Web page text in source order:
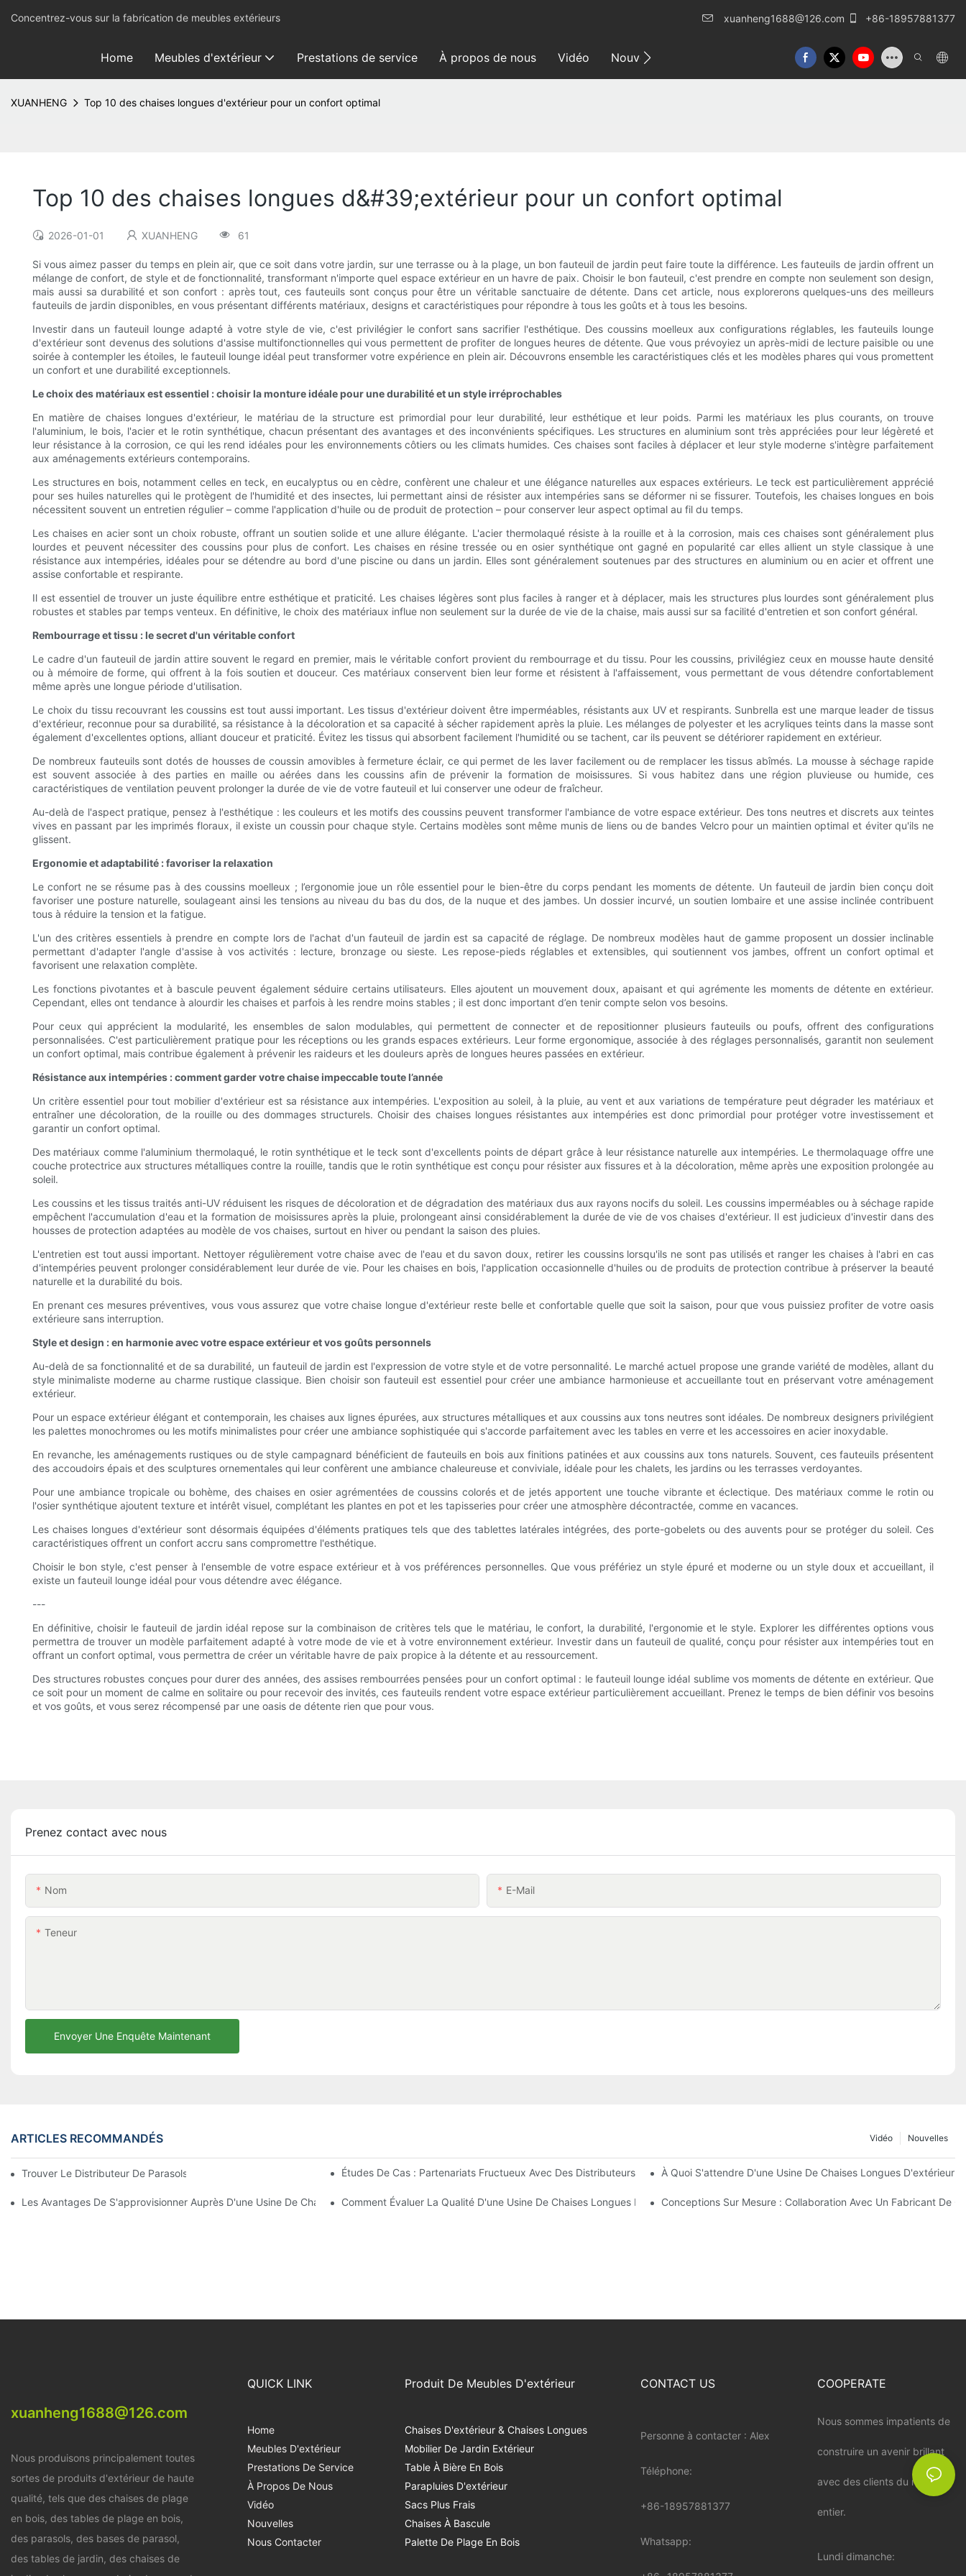
Concentrez-vous sur la fabrication de meubles extérieurs xuanheng1688@126.com +86-18957881377
Home Meubles d'extérieur Prestations de service À propos de nous Vidéo Nouvelles
XUANHENG Top 10 des chaises longues d'extérieur pour un confort optimal
Top 10 des chaises longues d&#39;extérieur pour un confort optimal
2026-01-01 XUANHENG 61
Si vous aimez passer du temps en plein air, que ce soit dans votre jardin, sur une terrasse ou à la plage, un bon fauteuil de jardin peut faire toute la différence. Les fauteuils de jardin offrent un
mélange de confort, de style et de fonctionnalité, transformant n'importe quel espace extérieur en un havre de paix. Choisir le bon fauteuil, c'est prendre en compte non seulement son design,
mais aussi sa durabilité et son confort : après tout, ces fauteuils sont conçus pour être un véritable sanctuaire de détente. Dans cet article, nous explorerons quelques-uns des meilleurs
fauteuils de jardin disponibles, en vous présentant différents matériaux, designs et caractéristiques pour répondre à tous les goûts et à tous les besoins.
Investir dans un fauteuil lounge adapté à votre style de vie, c'est privilégier le confort sans sacrifier l'esthétique. Des coussins moelleux aux configurations réglables, les fauteuils lounge
d'extérieur sont devenus des solutions d'assise multifonctionnelles qui vous permettent de profiter de longues heures de détente. Que vous prévoyiez un après-midi de lecture paisible ou une
soirée à contempler les étoiles, le fauteuil lounge idéal peut transformer votre expérience en plein air. Découvrons ensemble les caractéristiques clés et les modèles phares qui vous promettent
un confort et une durabilité exceptionnels.
Le choix des matériaux est essentiel : choisir la monture idéale pour une durabilité et un style irréprochables
En matière de chaises longues d'extérieur, le matériau de la structure est primordial pour leur durabilité, leur esthétique et leur poids. Parmi les matériaux les plus courants, on trouve
l'aluminium, le bois, l'acier et le rotin synthétique, chacun présentant des avantages et des inconvénients spécifiques. Les structures en aluminium sont très appréciées pour leur légèreté et
leur résistance à la corrosion, ce qui les rend idéales pour les environnements côtiers ou les climats humides. Ces chaises sont faciles à déplacer et leur style moderne s'intègre parfaitement
aux aménagements extérieurs contemporains.
Les structures en bois, notamment celles en teck, en eucalyptus ou en cèdre, confèrent une chaleur et une élégance naturelles aux espaces extérieurs. Le teck est particulièrement apprécié
pour ses huiles naturelles qui le protègent de l'humidité et des insectes, lui permettant ainsi de résister aux intempéries sans se déformer ni se fissurer. Toutefois, les chaises longues en bois
nécessitent souvent un entretien régulier – comme l'application d'huile ou de produit de protection – pour conserver leur aspect optimal au fil du temps.
Les chaises en acier sont un choix robuste, offrant un soutien solide et une allure élégante. L'acier thermolaqué résiste à la rouille et à la corrosion, mais ces chaises sont généralement plus
lourdes et peuvent nécessiter des coussins pour plus de confort. Les chaises en résine tressée ou en osier synthétique ont gagné en popularité car elles allient un style classique à une
résistance aux intempéries, idéales pour se détendre au bord d'une piscine ou dans un jardin. Elles sont généralement soutenues par des structures en aluminium ou en acier et offrent une
assise confortable et respirante.
Il est essentiel de trouver un juste équilibre entre esthétique et praticité. Les chaises légères sont plus faciles à ranger et à déplacer, mais les structures plus lourdes sont généralement plus
robustes et stables par temps venteux. En définitive, le choix des matériaux influe non seulement sur la durée de vie de la chaise, mais aussi sur sa facilité d'entretien et son confort général.
Rembourrage et tissu : le secret d'un véritable confort
Le cadre d'un fauteuil de jardin attire souvent le regard en premier, mais le véritable confort provient du rembourrage et du tissu. Pour les coussins, privilégiez ceux en mousse haute densité
ou à mémoire de forme, qui offrent à la fois soutien et douceur. Ces matériaux conservent bien leur forme et résistent à l'affaissement, vous permettant de vous détendre confortablement
même après une longue période d'utilisation.
Le choix du tissu recouvrant les coussins est tout aussi important. Les tissus d'extérieur doivent être imperméables, résistants aux UV et respirants. Sunbrella est une marque leader de tissus
d'extérieur, reconnue pour sa durabilité, sa résistance à la décoloration et sa capacité à sécher rapidement après la pluie. Les mélanges de polyester et les acryliques teints dans la masse sont
également d'excellentes options, alliant douceur et praticité. Évitez les tissus qui absorbent facilement l'humidité ou se tachent, car ils peuvent se détériorer rapidement en extérieur.
De nombreux fauteuils sont dotés de housses de coussin amovibles à fermeture éclair, ce qui permet de les laver facilement ou de remplacer les tissus abîmés. La mousse à séchage rapide
est souvent associée à des parties en maille ou aérées dans les coussins afin de prévenir la formation de moisissures. Si vous habitez dans une région pluvieuse ou humide, ces
caractéristiques de ventilation peuvent prolonger la durée de vie de votre fauteuil et lui conserver une odeur de fraîcheur.
Au-delà de l'aspect pratique, pensez à l'esthétique : les couleurs et les motifs des coussins peuvent transformer l'ambiance de votre espace extérieur. Des tons neutres et discrets aux teintes
vives en passant par les imprimés floraux, il existe un coussin pour chaque style. Certains modèles sont même munis de liens ou de bandes Velcro pour un maintien optimal et éviter qu'ils ne
glissent.
Ergonomie et adaptabilité : favoriser la relaxation
Le confort ne se résume pas à des coussins moelleux ; l’ergonomie joue un rôle essentiel pour le bien-être du corps pendant les moments de détente. Un fauteuil de jardin bien conçu doit
favoriser une posture naturelle, soulageant ainsi les tensions au niveau du bas du dos, de la nuque et des jambes. Un dossier incurvé, un soutien lombaire et une assise inclinée contribuent
tous à réduire la tension et la fatigue.
L'un des critères essentiels à prendre en compte lors de l'achat d'un fauteuil de jardin est sa capacité de réglage. De nombreux modèles haut de gamme proposent un dossier inclinable
permettant d'adapter l'angle d'assise à vos activités : lecture, bronzage ou sieste. Les repose-pieds réglables et extensibles, qui soutiennent vos jambes, offrent un confort optimal et
favorisent une relaxation complète.
Les fonctions pivotantes et à bascule peuvent également séduire certains utilisateurs. Elles ajoutent un mouvement doux, apaisant et qui agrémente les moments de détente en extérieur.
Cependant, elles ont tendance à alourdir les chaises et parfois à les rendre moins stables ; il est donc important d’en tenir compte selon vos besoins.
Pour ceux qui apprécient la modularité, les ensembles de salon modulables, qui permettent de connecter et de repositionner plusieurs fauteuils ou poufs, offrent des configurations
personnalisées. C'est particulièrement pratique pour les réceptions ou les grands espaces extérieurs. Leur forme ergonomique, associée à des réglages personnalisés, garantit non seulement
un confort optimal, mais contribue également à prévenir les raideurs et les douleurs après de longues heures passées en extérieur.
Résistance aux intempéries : comment garder votre chaise impeccable toute l’année
Un critère essentiel pour tout mobilier d'extérieur est sa résistance aux intempéries. L'exposition au soleil, à la pluie, au vent et aux variations de température peut dégrader les matériaux et
entraîner une décoloration, de la rouille ou des dommages structurels. Choisir des chaises longues résistantes aux intempéries est donc primordial pour protéger votre investissement et
garantir un confort optimal.
Des matériaux comme l'aluminium thermolaqué, le rotin synthétique et le teck sont d'excellents points de départ grâce à leur résistance naturelle aux intempéries. Le thermolaquage offre une
couche protectrice aux structures métalliques contre la rouille, tandis que le rotin synthétique est conçu pour résister aux fissures et à la décoloration, même après une exposition prolongée au
soleil.
Les coussins et les tissus traités anti-UV réduisent les risques de décoloration et de dégradation des matériaux dus aux rayons nocifs du soleil. Les coussins imperméables ou à séchage rapide
empêchent l'accumulation d'eau et la formation de moisissures après la pluie, prolongeant ainsi considérablement la durée de vie de vos chaises d'extérieur. Il est judicieux d'investir dans des
housses de protection adaptées au modèle de vos chaises, surtout en hiver ou pendant la saison des pluies.
L'entretien est tout aussi important. Nettoyer régulièrement votre chaise avec de l'eau et du savon doux, retirer les coussins lorsqu'ils ne sont pas utilisés et ranger les chaises à l'abri en cas
d'intempéries peuvent prolonger considérablement leur durée de vie. Pour les chaises en bois, l'application occasionnelle d'huiles ou de produits de protection contribue à préserver la beauté
naturelle et la durabilité du bois.
En prenant ces mesures préventives, vous vous assurez que votre chaise longue d'extérieur reste belle et confortable quelle que soit la saison, pour que vous puissiez profiter de votre oasis
extérieure sans interruption.
Style et design : en harmonie avec votre espace extérieur et vos goûts personnels
Au-delà de sa fonctionnalité et de sa durabilité, un fauteuil de jardin est l'expression de votre style et de votre personnalité. Le marché actuel propose une grande variété de modèles, allant du
style minimaliste moderne au charme rustique classique. Bien choisir son fauteuil est essentiel pour créer une ambiance harmonieuse et accueillante tout en préservant votre aménagement
extérieur.
Pour un espace extérieur élégant et contemporain, les chaises aux lignes épurées, aux structures métalliques et aux coussins aux tons neutres sont idéales. De nombreux designers privilégient
les palettes monochromes ou les motifs minimalistes pour créer une ambiance sophistiquée qui s'accorde parfaitement avec les tables en verre et les accessoires en acier inoxydable.
En revanche, les aménagements rustiques ou de style campagnard bénéficient de fauteuils en bois aux finitions patinées et aux coussins aux tons naturels. Souvent, ces fauteuils présentent
des accoudoirs épais et des sculptures ornementales qui leur confèrent une ambiance chaleureuse et conviviale, idéale pour les chalets, les jardins ou les terrasses verdoyantes.
Pour une ambiance tropicale ou bohème, des chaises en osier agrémentées de coussins colorés et de jetés apportent une touche vibrante et éclectique. Des matériaux comme le rotin ou
l'osier synthétique ajoutent texture et intérêt visuel, complétant les plantes en pot et les tapisseries pour créer une atmosphère décontractée, comme en vacances.
Les chaises longues d'extérieur sont désormais équipées d'éléments pratiques tels que des tablettes latérales intégrées, des porte-gobelets ou des auvents pour se protéger du soleil. Ces
caractéristiques offrent un confort accru sans compromettre l'esthétique.
Choisir le bon style, c'est penser à l'ensemble de votre espace extérieur et à vos préférences personnelles. Que vous préfériez un style épuré et moderne ou un style doux et accueillant, il
existe un fauteuil lounge idéal pour vous détendre avec élégance.
---
En définitive, choisir le fauteuil de jardin idéal repose sur la combinaison de critères tels que le matériau, le confort, la durabilité, l'ergonomie et le style. Explorer les différentes options vous
permettra de trouver un modèle parfaitement adapté à votre mode de vie et à votre environnement extérieur. Investir dans un fauteuil de qualité, conçu pour résister aux intempéries tout en
offrant un confort optimal, vous permettra de créer un véritable havre de paix propice à la détente et au ressourcement.
Des structures robustes conçues pour durer des années, des assises rembourrées pensées pour un confort optimal : le fauteuil lounge idéal sublime vos moments de détente en extérieur. Que
ce soit pour un moment de calme en solitaire ou pour recevoir des invités, ces fauteuils rendent votre espace extérieur particulièrement accueillant. Prenez le temps de bien définir vos besoins
et vos goûts, et vous serez récompensé par une oasis de détente rien que pour vous.
Prenez contact avec nous
Nom E-Mail
Teneur
Envoyer Une Enquête Maintenant
ARTICLES RECOMMANDÉS Nouvelles
Vidéo
Trouver Le Distributeur De Parasols De Plage Idéal Pour Votre EntrepriseÉtudes De Cas : Partenariats Fructueux Avec Des Distributeurs De Parasols De PlageÀ Quoi S'attendre D'une Usine De Chaises Longues D'extérieur
Les Avantages De S'approvisionner Auprès D'une Usine De Chaises Longues D'extérieurComment Évaluer La Qualité D'une Usine De Chaises Longues D'extérieurConceptions Sur Mesure : Collaboration Avec Un Fabricant De
xuanheng1688@126.com
Nous produisons principalement toutes
sortes de produits d'extérieur de haute
qualité, tels que des chaises de plage
en bois, des tables de plage en bois,
des parasols, des bases de parasol,
des tables de jardin, des chaises de
QUICK LINK
Home
Meubles D'extérieur
Prestations De Service
À Propos De Nous
Vidéo
Nouvelles
Nous Contacter
Produit De Meubles D'extérieur
Chaises D'extérieur & Chaises Longues
Mobilier De Jardin Extérieur
Table À Bière En Bois
Parapluies D'extérieur
Sacs Plus Frais
Chaises À Bascule
Palette De Plage En Bois
CONTACT US
Personne à contacter : Alex
Téléphone:
+86-18957881377
Whatsapp:
COOPERATE
Nous sommes impatients de
construire un avenir brillant
avec des clients du monde
entier.
Lundi dimanche: